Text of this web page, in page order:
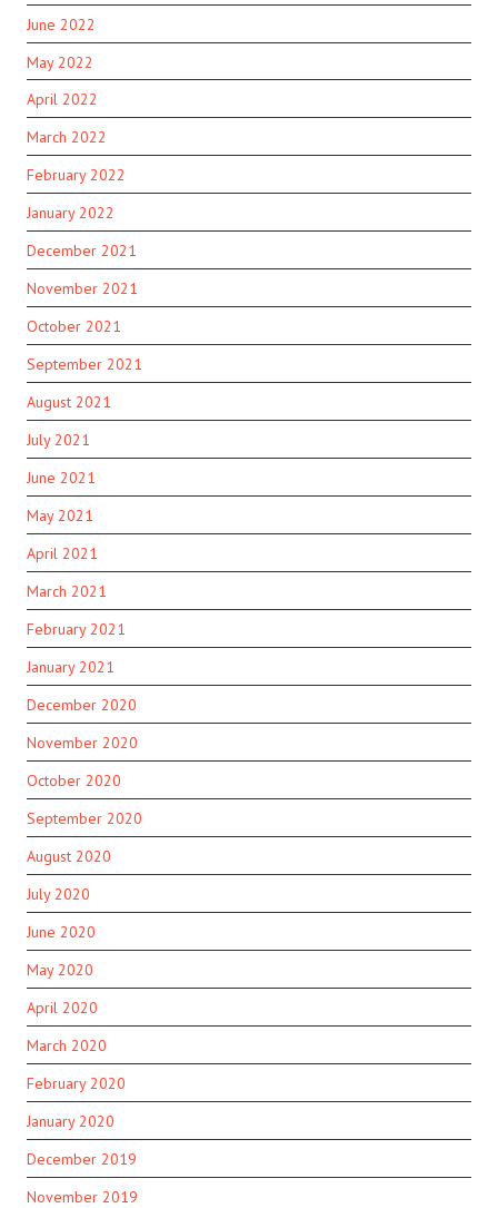
June 2022
May 2022
April 2022
March 2022
February 2022
January 2022
December 2021
November 2021
October 2021
September 2021
August 2021
July 2021
June 2021
May 2021
April 2021
March 2021
February 2021
January 2021
December 2020
November 2020
October 2020
September 2020
August 2020
July 2020
June 2020
May 2020
April 2020
March 2020
February 2020
January 2020
December 2019
November 2019